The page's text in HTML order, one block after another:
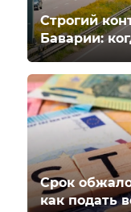
Строгий
Баварии:
Срок
как подать